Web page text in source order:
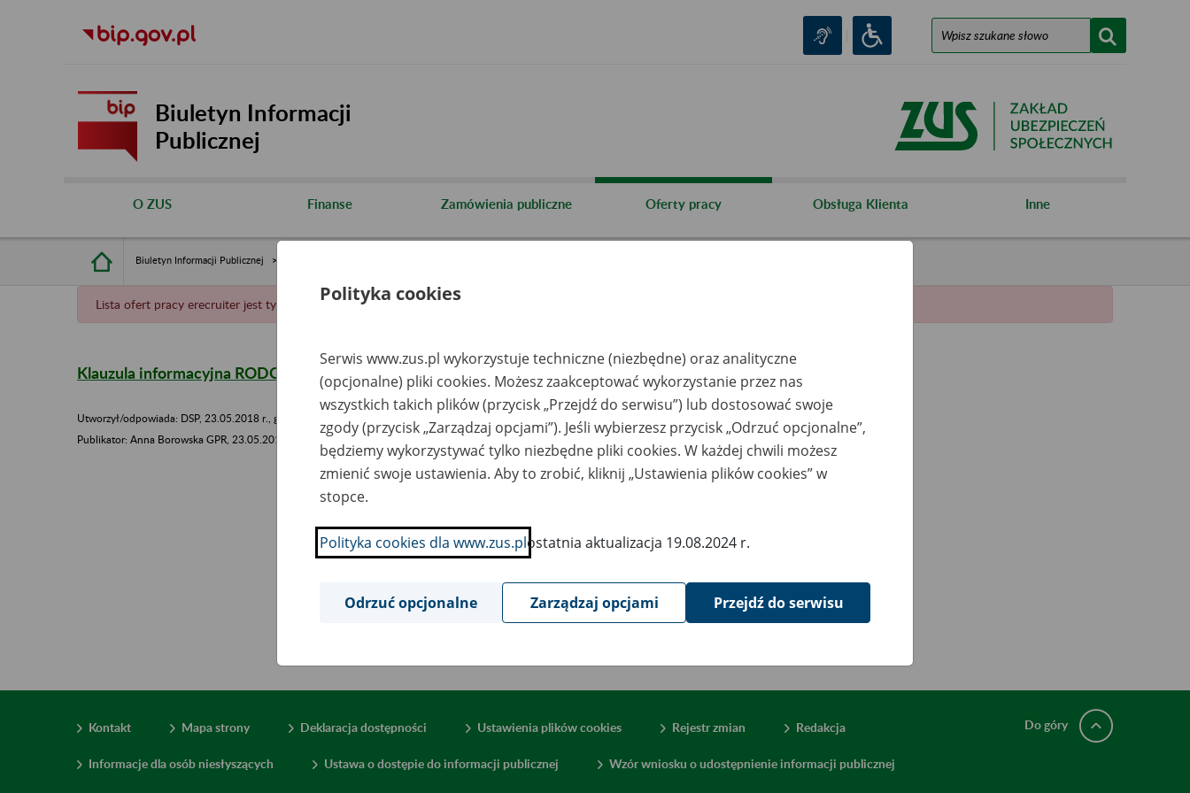
Biuletyn Informacji
Publicznej
O ZUS Finanse Zamówienia publiczne Oferty pracy Obsługa Klienta Inne
Biuletyn Informacji Publicznej
Lista ofert pracy erecruiter jest tymczasowo niedostępny.
Klauzula informacyjna RODO dla kandydatów (plik pdf, 456 kb)
Utworzył/odpowiada: DSP, 23.05.2018 r., godz. 14:29
​​​​​​​Publikator: Anna Borowska GPR, 23.05.2018 r., godz. 14:29
Kontakt Mapa strony Deklaracja dostępności Ustawienia plików cookies Rejestr zmian Redakcja
Informacje dla osób niesłyszących Ustawa o dostępie do informacji publicznej Wzór wniosku o udostępnienie informacji publicznej
Do góry
Polityka cookies
Serwis www.zus.pl wykorzystuje techniczne (niezbędne) oraz analityczne
(opcjonalne) pliki cookies. Możesz zaakceptować wykorzystanie przez nas
wszystkich takich plików (przycisk „Przejdź do serwisu”) lub dostosować swoje
zgody (przycisk „Zarządzaj opcjami”). Jeśli wybierzesz przycisk „Odrzuć opcjonalne”,
będziemy wykorzystywać tylko niezbędne pliki cookies. W każdej chwili możesz
zmienić swoje ustawienia. Aby to zrobić, kliknij „Ustawienia plików cookies” w
stopce.
Polityka cookies dla www.zus.plostatnia aktualizacja 19.08.2024 r.
Odrzuć opcjonalne Zarządzaj opcjami Przejdź do serwisu